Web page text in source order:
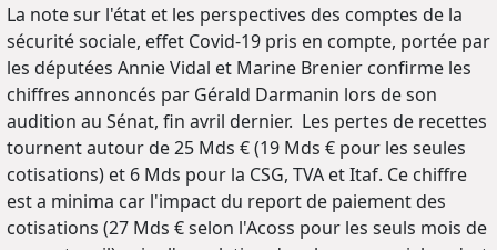
La note sur l'état et les perspectives des comptes de la
sécurité sociale, effet Covid-19 pris en compte, portée par
les députées Annie Vidal et Marine Brenier confirme les
chiffres annoncés par Gérald Darmanin lors de son
audition au Sénat, fin avril dernier. Les pertes de recettes
tournent autour de 25 Mds € (19 Mds € pour les seules
cotisations) et 6 Mds pour la CSG, TVA et Itaf. Ce chiffre
est a minima car l'impact du report de paiement des
cotisations (27 Mds € selon l'Acoss pour les seuls mois de